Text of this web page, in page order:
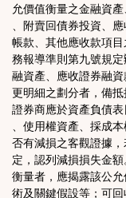
允價值衡量之金融資
、附賣回債券投資、
帳款、其他應收款項
務報導準則第九號規
融資產、應收證券融
更明細之劃分者，備抵
證券商應於資產負債
、使用權資產、採成
否有減損之客觀證據
定，認列減損損失金
衡量者，應揭露該公
術及關鍵假設等；可